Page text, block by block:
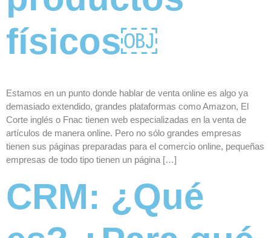
físicos￼
Estamos en un punto donde hablar de venta online es algo ya
demasiado extendido, grandes plataformas como Amazon, El
Corte inglés o Fnac tienen web especializadas en la venta de
artículos de manera online. Pero no sólo grandes empresas
tienen sus páginas preparadas para el comercio online, pequeñas
empresas de todo tipo tienen un página […]
CRM: ¿Qué